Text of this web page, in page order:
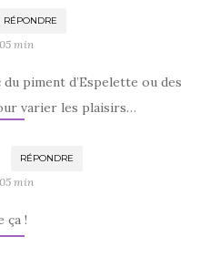
RÉPONDRE
min
du piment d’Espelette ou des
varier les plaisirs…
RÉPONDRE
min
ça !